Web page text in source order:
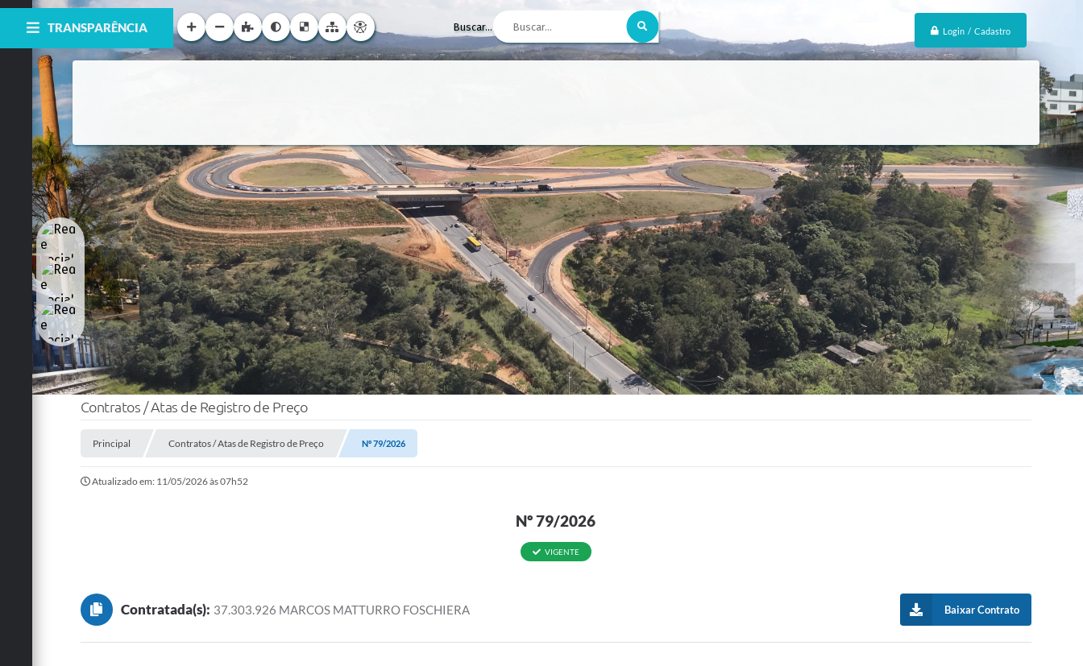
Login / Cadastro
Buscar...
TRANSPARÊNCIA
Contratos / Atas de Registro de Preço
Principal Contratos / Atas de Registro de Preço Nº 79/2026
Atualizado em: 11/05/2026 às 07h52
Nº 79/2026
VIGENTE
Contratada(s): 37.303.926 MARCOS MATTURRO FOSCHIERA Baixar Contrato